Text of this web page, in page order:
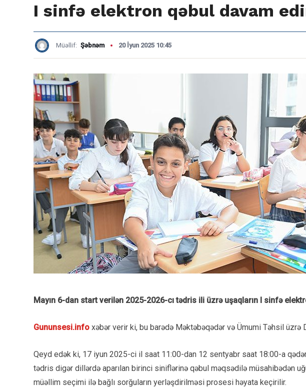
I sinfə elektron qəbul davam
Müəllif: Şəbnəm 20 İyun 2025 10:45
Mayın 6-dan start verilən 2025-2026-cı tədris ili üzrə uşaqların I sinfə
Gununsesi.info xəbər verir ki, bu barədə Məktəbəqədər və Ümumi Təhsil
Qeyd edək ki, 17 iyun 2025-ci il saat 11:00-dan 12 sentyabr saat 18:00-a
tədris digər dillərdə aparılan birinci siniflərinə qəbul məqsədilə müsahibədən
müəllim seçimi ilə bağlı sorğuların yerləşdirilməsi prosesi həyata keçirilir.